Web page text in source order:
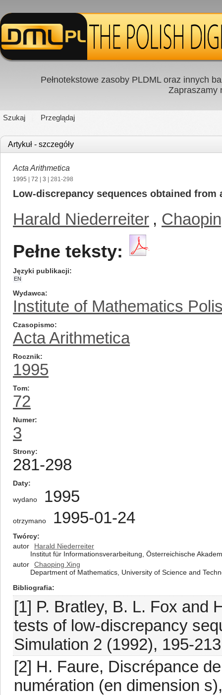
Pełnotekstowe zasoby PLDML oraz innych
Zapraszamy
Szukaj Przeglądaj
Artykuł - szczegóły
Acta Arithmetica
1995 72 3 | 281-298
Low-discrepancy sequences obtained
Harald Niederreiter ,
Pełne teksty:
Języki publikacji
EN
Wydawca
Institute of Mathematics
Czasopismo
Acta Arithmetica
Rocznik
1995
Tom
72
Numer
3
Strony
281-298
Daty
wydano 1995
otrzymano 1995-01-24
Twórcy
autor
Harald Niederreiter
Institut für Informationsverarbeitung, Österreichische
autor
Chaoping Xing
Department of Mathematics, University of Science and
Bibliografia
[1] P. Bratley, B. L. Fox and
tests of low-discrepancy
Simulation 2 (1992), 195-
[2] H. Faure, Discrépance
numération (en dimension